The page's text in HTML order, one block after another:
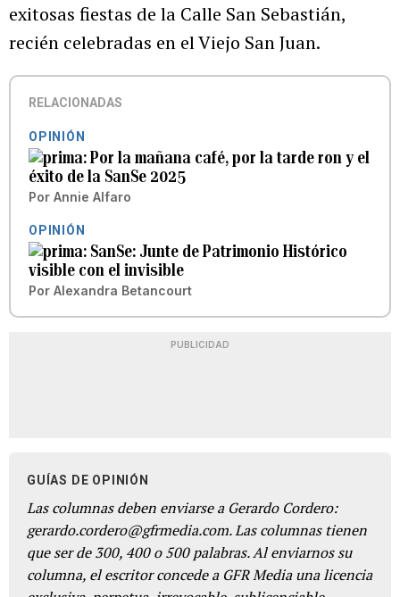
exitosas fiestas de la Calle San Sebastián,
recién celebradas en el Viejo San Juan.
RELACIONADAS
OPINIÓN
Por la mañana café, por la tarde ron y el
éxito de la SanSe 2025
Por Annie Alfaro
OPINIÓN
SanSe: Junte de Patrimonio Histórico
visible con el invisible
Por Alexandra Betancourt
PUBLICIDAD
GUÍAS DE OPINIÓN
Las columnas deben enviarse a Gerardo Cordero:
gerardo.cordero@gfrmedia.com. Las columnas tienen
que ser de 300, 400 o 500 palabras. Al enviarnos su
columna, el escritor concede a GFR Media una licencia